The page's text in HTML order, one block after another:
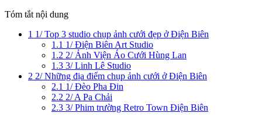
Tóm tắt nội dung
1 1/ Top 3 studio chụp ảnh cưới đẹp ở Điện Biên
1.1 1/ Điện Biên Art Studio
1.2 2/ Ảnh Viện Áo Cưới Hùng Lan
1.3 3/ Linh Lê Studio
2 2/ Những địa điểm chụp ảnh cưới ở Điện Biên
2.1 1/ Đèo Pha Đin
2.2 2/ A Pa Chải
2.3 3/ Phim trường Retro Town Điện Biên